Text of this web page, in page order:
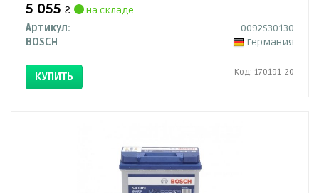
5 055 ₴
на складе
Артикул:
0092S30130
BOSCH
Германия
КУПИТЬ Код: 170191-20